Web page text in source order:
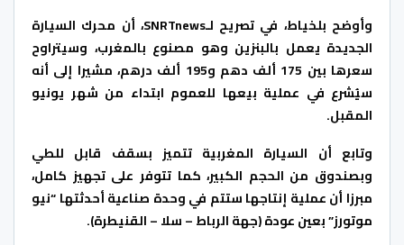
‎وأوضح بلخياط، في تصريح لـSNRTnews، أن محرك السيارة
الجديدة يعمل بالبنزين وهو مصنوع بالمغرب، وسيتراوح
سعرها بين 175 ألف دهم و195 ألف درهم، مشيرا إلى أنه
سيُشرع في عملية بيعها للعموم ابتداء من شهر يونيو
المقبل.
‎وتابع أن السيارة المغربية تتميز بسقف قابل للطي
وبصندوق من الحجم الكبير، كما تتوفر على تجهيز كامل،
مبرزا أن عملية إنتاجها ستتم في وحدة صناعية أحدثتها “نيو
موتورز” بعين عودة (جهة الرباط – سلا – القنيطرة).